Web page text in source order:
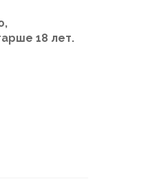
18 лет.